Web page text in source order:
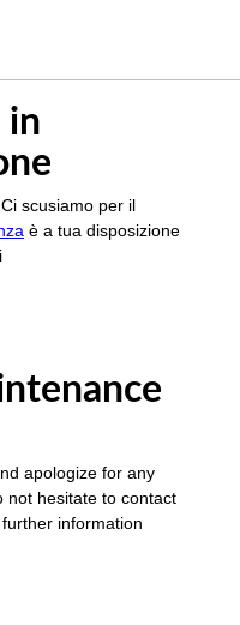
in
scusiamo per il
è a tua disposizione
apologize for any
not hesitate to contact
information